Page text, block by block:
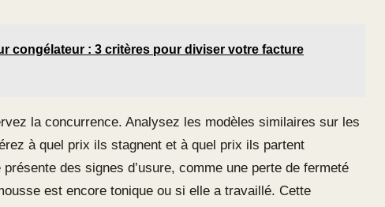
congélateur : 3 critères pour diviser votre facture
la concurrence. Analysez les modèles similaires sur les
à quel prix ils stagnent et à quel prix ils partent
des signes d’usure, comme une perte de fermeté
est encore tonique ou si elle a travaillé. Cette